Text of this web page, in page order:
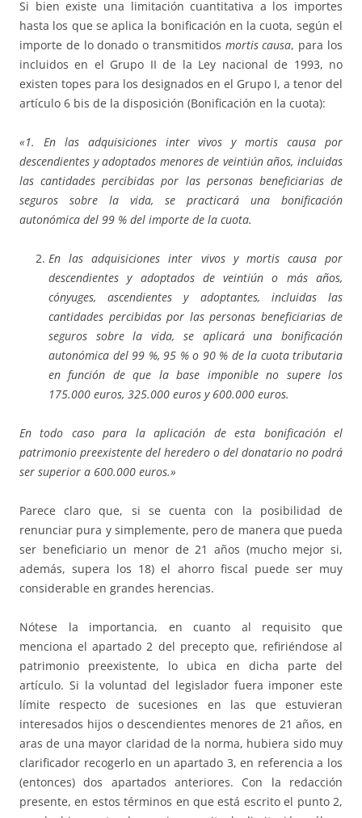
Si bien existe una limitación cuantitativa a los importes
hasta los que se aplica la bonificación en la cuota, según el
importe de lo donado o transmitidos mortis causa, para los
incluidos en el Grupo II de la Ley nacional de 1993, no
existen topes para los designados en el Grupo I, a tenor del
artículo 6 bis de la disposición (Bonificación en la cuota):
«1. En las adquisiciones inter vivos y mortis causa por
descendientes y adoptados menores de veintiún años, incluidas
las cantidades percibidas por las personas beneficiarias de
seguros sobre la vida, se practicará una bonificación
autonómica del 99 % del importe de la cuota.
En las adquisiciones inter vivos y mortis causa por
descendientes y adoptados de veintiún o más años,
cónyuges, ascendientes y adoptantes, incluidas las
cantidades percibidas por las personas beneficiarias de
seguros sobre la vida, se aplicará una bonificación
autonómica del 99 %, 95 % o 90 % de la cuota tributaria
en función de que la base imponible no supere los
175.000 euros, 325.000 euros y 600.000 euros.
En todo caso para la aplicación de esta bonificación el
patrimonio preexistente del heredero o del donatario no podrá
ser superior a 600.000 euros.»
Parece claro que, si se cuenta con la posibilidad de
renunciar pura y simplemente, pero de manera que pueda
ser beneficiario un menor de 21 años (mucho mejor si,
además, supera los 18) el ahorro fiscal puede ser muy
considerable en grandes herencias.
Nótese la importancia, en cuanto al requisito que
menciona el apartado 2 del precepto que, refiriéndose al
patrimonio preexistente, lo ubica en dicha parte del
artículo. Si la voluntad del legislador fuera imponer este
límite respecto de sucesiones en las que estuvieran
interesados hijos o descendientes menores de 21 años, en
aras de una mayor claridad de la norma, hubiera sido muy
clarificador recogerlo en un apartado 3, en referencia a los
(entonces) dos apartados anteriores. Con la redacción
presente, en estos términos en que está escrito el punto 2,